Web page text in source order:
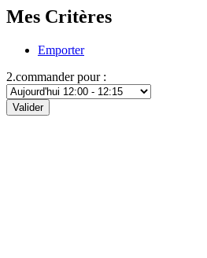
Mes Critères
Emporter
2.commander pour :
Valider